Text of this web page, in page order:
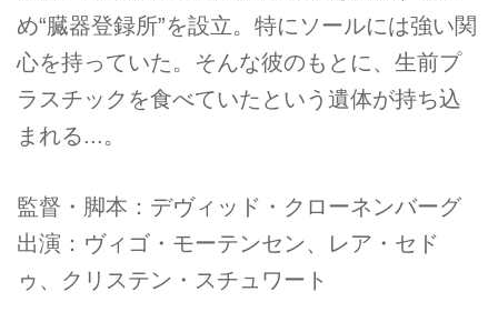
め“臓器登録所”を設立。特にソールには強い関
心を持っていた。そんな彼のもとに、生前プ
ラスチックを食べていたという遺体が持ち込
まれる...。
監督・脚本：デヴィッド・クローネンバーグ
出演：ヴィゴ・モーテンセン、レア・セド
ゥ、クリステン・スチュワート